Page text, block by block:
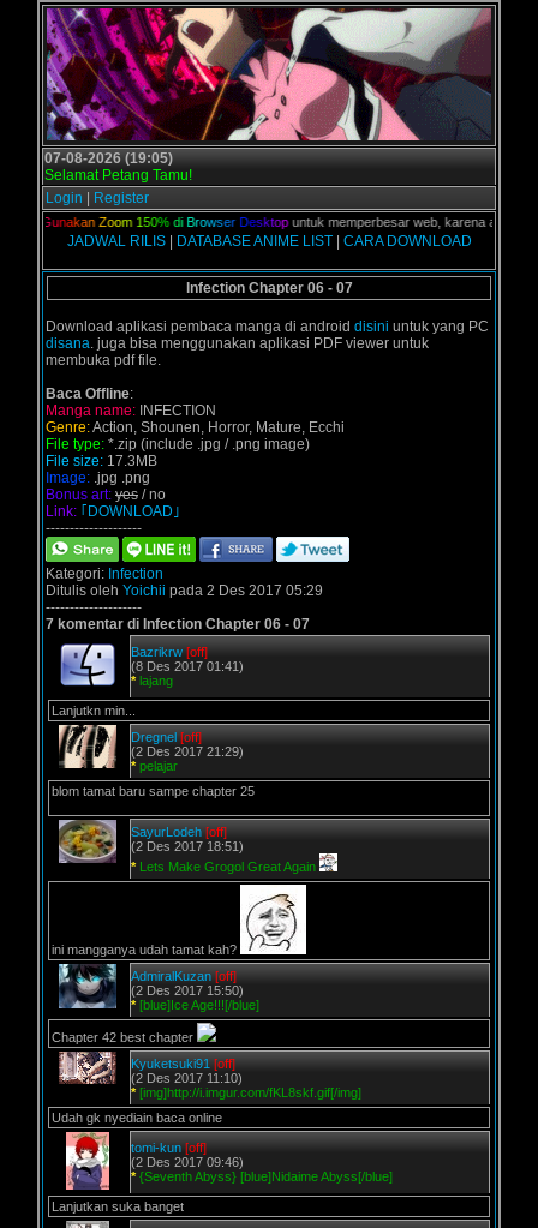
07-08-2026 (19:05)
Selamat Petang Tamu!
Login
Register
nakan Zoom 15 0% di Br owser Desktopuntuk memperbesar web, karena aslinya
JADWAL RILIS| DATABASE ANIME LIST| CARA DOWNLOAD
Infection Chapter 06 - 07
Download aplikasi pembaca manga di android disini untuk yang PC
disana. juga bisa menggunakan aplikasi PDF viewer untuk
membuka pdf file.
Baca Offline:
Manga name: INFECTION
Genre:Action, Shounen, Horror, Mature, Ecchi
File type: *.zip (include .jpg / .png image)
File size: 17.3MB
Image: .jpg .png
Bonus art: yes / no
Link: ｢DOWNLOAD｣
--------------------
Kategori: Infection
Ditulis oleh Yoichii pada 2 Des 2017 05:29
--------------------
7 komentar di Infection Chapter 06 - 07
Bazrikrw [off]
(8 Des 2017 01:41)
* lajang
Lanjutkn min...
Dregnel [off]
(2 Des 2017 21:29)
* pelajar
blom tamat baru sampe chapter 25
SayurLodeh [off]
(2 Des 2017 18:51)
* Lets Make Grogol Great Again
ini mangganya udah tamat kah?
AdmiralKuzan [off]
(2 Des 2017 15:50)
* [blue]Ice Age!!![/blue]
Chapter 42 best chapter
Kyuketsuki91 [off]
(2 Des 2017 11:10)
* [img]http://i.imgur.com/fKL8skf.gif[/img]
Udah gk nyediain baca online
tomi-kun [off]
(2 Des 2017 09:46)
* {Seventh Abyss} [blue]Nidaime Abyss[/blue]
Lanjutkan suka banget